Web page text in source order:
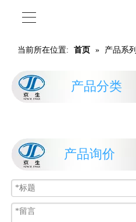
当前所在位置: 首页 » 产品系列
产品分类
产品询价